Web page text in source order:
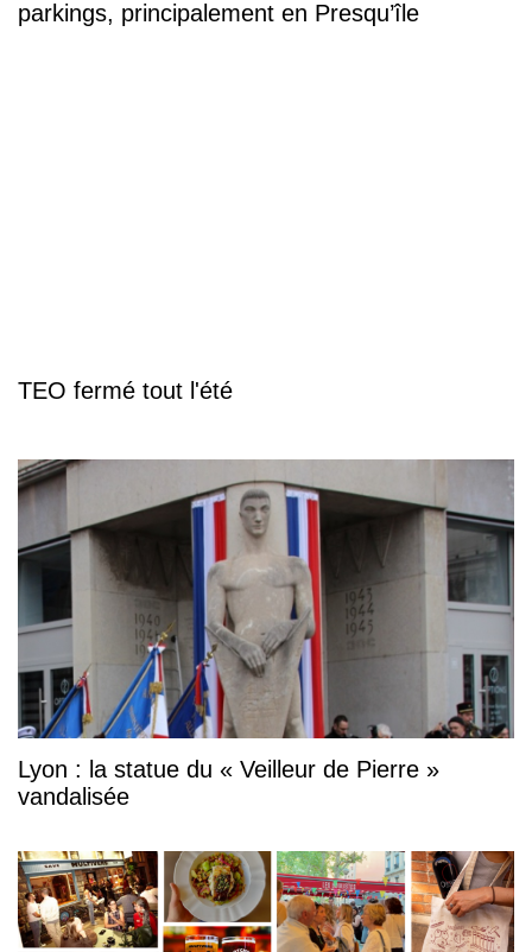
parkings, principalement en Presqu’île
TEO fermé tout l'été
Lyon : la statue du « Veilleur de Pierre »
vandalisée